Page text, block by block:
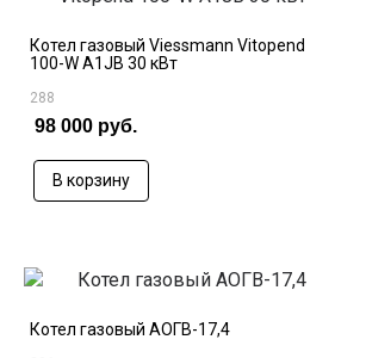
Котел газовый Viessmann Vitopend
100-W A1JB 30 кВт
288
98 000 руб.
В корзину
Котел газовый АОГВ-17,4